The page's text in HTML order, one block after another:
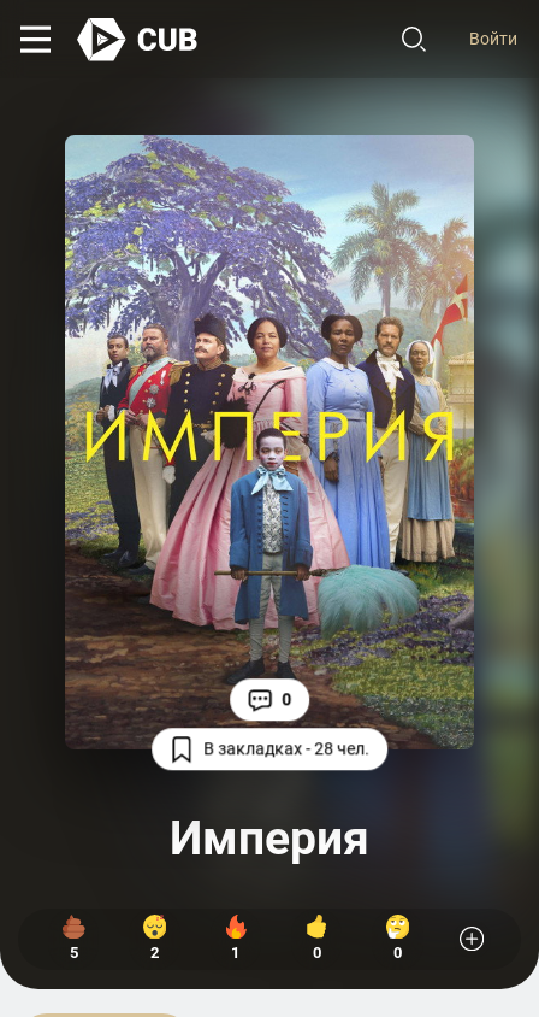
Войти
В закладках - 28 чел.
0
Империя
5 2 1 0 0